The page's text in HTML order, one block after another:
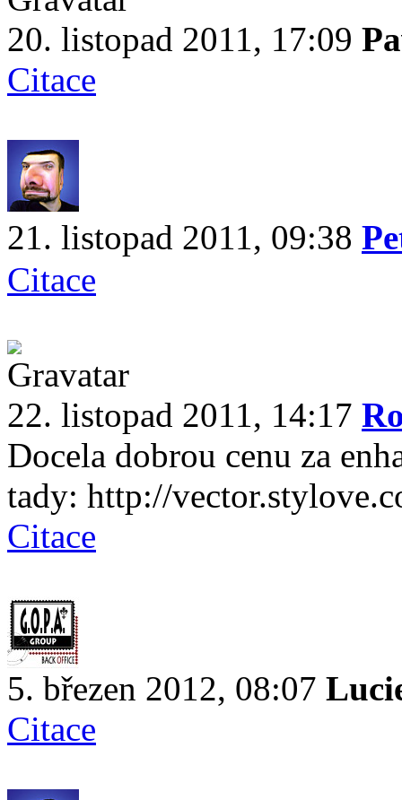
20. listopad 2011, 17:09
Citace
21. listopad 2011, 09:38
Citace
22. listopad 2011, 14:17
Docela dobrou cenu za
tady: http://
Citace
5. březen 2012, 08:07
Citace